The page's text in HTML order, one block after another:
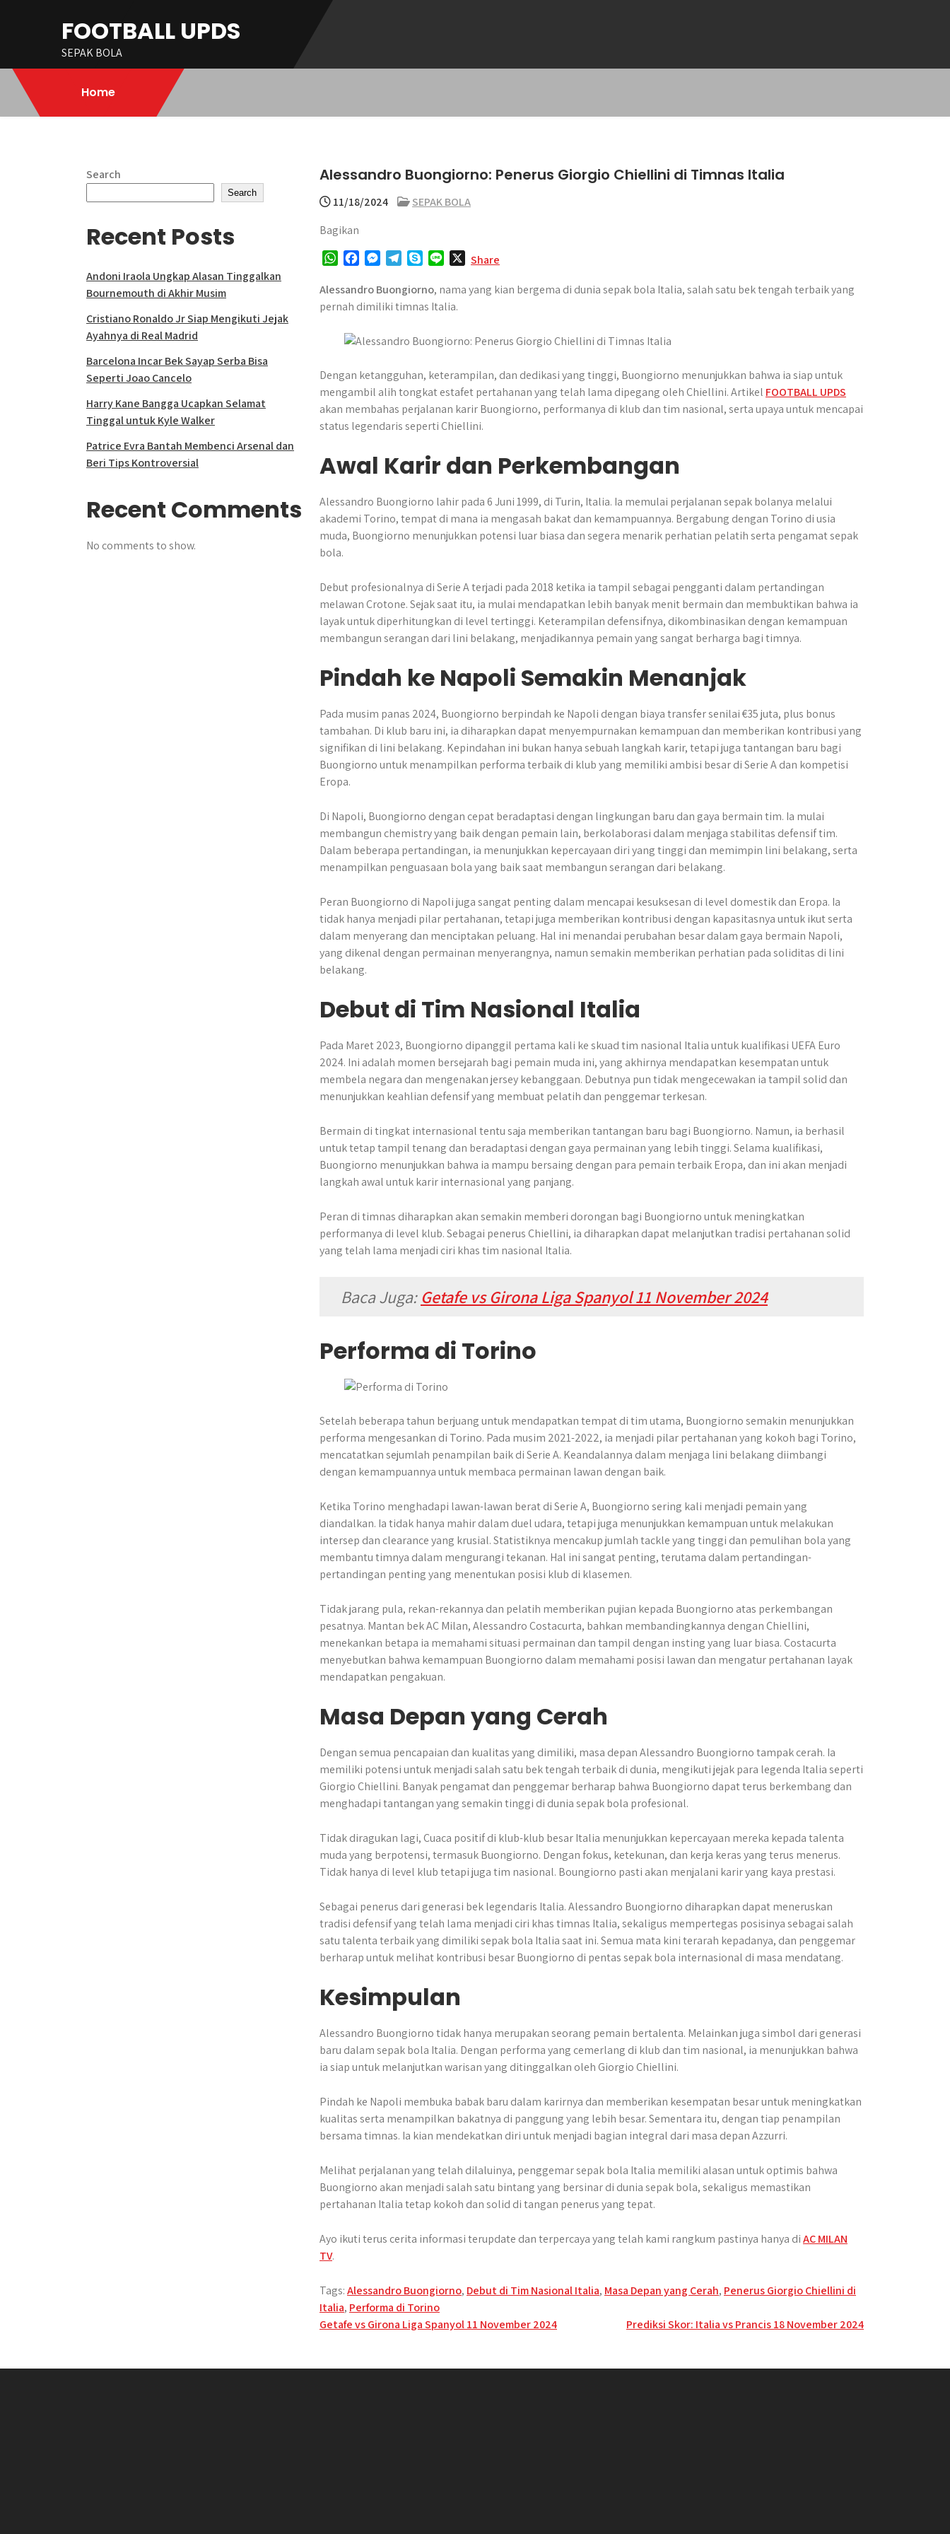
FOOTBALL UPDS
SEPAK BOLA
Home
Alessandro Buongiorno: Penerus Giorgio Chiellini di Timnas Italia
11/18/2024
SEPAK BOLA
Bagikan
W
a
t
c
e
o
s
s
r
l
e
y
p
n
e
Share
Alessandro Buongiorno, nama yang kian bergema di dunia sepak bola Italia, salah satu bek tengah terbaik yang
pernah dimiliki timnas Italia.
Dengan ketangguhan, keterampilan, dan dedikasi yang tinggi, Buongiorno menunjukkan bahwa ia siap untuk
mengambil alih tongkat estafet pertahanan yang telah lama dipegang oleh Chiellini. Artikel FOOTBALL UPDS
akan membahas perjalanan karir Buongiorno, performanya di klub dan tim nasional, serta upaya untuk mencapai
status legendaris seperti Chiellini.
Awal Karir dan Perkembangan
Alessandro Buongiorno lahir pada 6 Juni 1999, di Turin, Italia. Ia memulai perjalanan sepak bolanya melalui
akademi Torino, tempat di mana ia mengasah bakat dan kemampuannya. Bergabung dengan Torino di usia
muda, Buongiorno menunjukkan potensi luar biasa dan segera menarik perhatian pelatih serta pengamat sepak
bola.
Debut profesionalnya di Serie A terjadi pada 2018 ketika ia tampil sebagai pengganti dalam pertandingan
melawan Crotone. Sejak saat itu, ia mulai mendapatkan lebih banyak menit bermain dan membuktikan bahwa ia
layak untuk diperhitungkan di level tertinggi. Keterampilan defensifnya, dikombinasikan dengan kemampuan
membangun serangan dari lini belakang, menjadikannya pemain yang sangat berharga bagi timnya.
Pindah ke Napoli Semakin Menanjak
Pada musim panas 2024, Buongiorno berpindah ke Napoli dengan biaya transfer senilai €35 juta, plus bonus
tambahan. Di klub baru ini, ia diharapkan dapat menyempurnakan kemampuan dan memberikan kontribusi yang
signifikan di lini belakang. Kepindahan ini bukan hanya sebuah langkah karir, tetapi juga tantangan baru bagi
Buongiorno untuk menampilkan performa terbaik di klub yang memiliki ambisi besar di Serie A dan kompetisi
Eropa.
Di Napoli, Buongiorno dengan cepat beradaptasi dengan lingkungan baru dan gaya bermain tim. Ia mulai
membangun chemistry yang baik dengan pemain lain, berkolaborasi dalam menjaga stabilitas defensif tim.
Dalam beberapa pertandingan, ia menunjukkan kepercayaan diri yang tinggi dan memimpin lini belakang, serta
menampilkan penguasaan bola yang baik saat membangun serangan dari belakang.
Peran Buongiorno di Napoli juga sangat penting dalam mencapai kesuksesan di level domestik dan Eropa. Ia
tidak hanya menjadi pilar pertahanan, tetapi juga memberikan kontribusi dengan kapasitasnya untuk ikut serta
dalam menyerang dan menciptakan peluang. Hal ini menandai perubahan besar dalam gaya bermain Napoli,
yang dikenal dengan permainan menyerangnya, namun semakin memberikan perhatian pada soliditas di lini
belakang.
Debut di Tim Nasional Italia
Pada Maret 2023, Buongiorno dipanggil pertama kali ke skuad tim nasional Italia untuk kualifikasi UEFA Euro
2024. Ini adalah momen bersejarah bagi pemain muda ini, yang akhirnya mendapatkan kesempatan untuk
membela negara dan mengenakan jersey kebanggaan. Debutnya pun tidak mengecewakan ia tampil solid dan
menunjukkan keahlian defensif yang membuat pelatih dan penggemar terkesan.
Bermain di tingkat internasional tentu saja memberikan tantangan baru bagi Buongiorno. Namun, ia berhasil
untuk tetap tampil tenang dan beradaptasi dengan gaya permainan yang lebih tinggi. Selama kualifikasi,
Buongiorno menunjukkan bahwa ia mampu bersaing dengan para pemain terbaik Eropa, dan ini akan menjadi
langkah awal untuk karir internasional yang panjang.
Peran di timnas diharapkan akan semakin memberi dorongan bagi Buongiorno untuk meningkatkan
performanya di level klub. Sebagai penerus Chiellini, ia diharapkan dapat melanjutkan tradisi pertahanan solid
yang telah lama menjadi ciri khas tim nasional Italia.
Baca Juga:Getafe vs Girona Liga Spanyol 11 November 2024
Performa di Torino
Setelah beberapa tahun berjuang untuk mendapatkan tempat di tim utama, Buongiorno semakin menunjukkan
performa mengesankan di Torino. Pada musim 2021-2022, ia menjadi pilar pertahanan yang kokoh bagi Torino,
mencatatkan sejumlah penampilan baik di Serie A. Keandalannya dalam menjaga lini belakang diimbangi
dengan kemampuannya untuk membaca permainan lawan dengan baik.
Ketika Torino menghadapi lawan-lawan berat di Serie A, Buongiorno sering kali menjadi pemain yang
diandalkan. Ia tidak hanya mahir dalam duel udara, tetapi juga menunjukkan kemampuan untuk melakukan
intersep dan clearance yang krusial. Statistiknya mencakup jumlah tackle yang tinggi dan pemulihan bola yang
membantu timnya dalam mengurangi tekanan. Hal ini sangat penting, terutama dalam pertandingan-
pertandingan penting yang menentukan posisi klub di klasemen.
Tidak jarang pula, rekan-rekannya dan pelatih memberikan pujian kepada Buongiorno atas perkembangan
pesatnya. Mantan bek AC Milan, Alessandro Costacurta, bahkan membandingkannya dengan Chiellini,
menekankan betapa ia memahami situasi permainan dan tampil dengan insting yang luar biasa. Costacurta
menyebutkan bahwa kemampuan Buongiorno dalam memahami posisi lawan dan mengatur pertahanan layak
mendapatkan pengakuan.
Masa Depan yang Cerah
Dengan semua pencapaian dan kualitas yang dimiliki, masa depan Alessandro Buongiorno tampak cerah. ​Ia
memiliki potensi untuk menjadi salah satu bek tengah terbaik di dunia, mengikuti jejak para legenda Italia seperti
Giorgio Chiellini.​ Banyak pengamat dan penggemar berharap bahwa Buongiorno dapat terus berkembang dan
menghadapi tantangan yang semakin tinggi di dunia sepak bola profesional.
Tidak diragukan lagi, Cuaca positif di klub-klub besar Italia menunjukkan kepercayaan mereka kepada talenta
muda yang berpotensi, termasuk Buongiorno. Dengan fokus, ketekunan, dan kerja keras yang terus menerus.
Tidak hanya di level klub tetapi juga tim nasional. Boungiorno pasti akan menjalani karir yang kaya prestasi.
Sebagai penerus dari generasi bek legendaris Italia. Alessandro Buongiorno diharapkan dapat meneruskan
tradisi defensif yang telah lama menjadi ciri khas timnas Italia, sekaligus mempertegas posisinya sebagai salah
satu talenta terbaik yang dimiliki sepak bola Italia saat ini. Semua mata kini terarah kepadanya, dan penggemar
berharap untuk melihat kontribusi besar Buongiorno di pentas sepak bola internasional di masa mendatang.
Kesimpulan
Alessandro Buongiorno tidak hanya merupakan seorang pemain bertalenta. Melainkan juga simbol dari generasi
baru dalam sepak bola Italia. ​Dengan performa yang cemerlang di klub dan tim nasional, ia menunjukkan bahwa
ia siap untuk melanjutkan warisan yang ditinggalkan oleh Giorgio Chiellini.​
Pindah ke Napoli membuka babak baru dalam karirnya dan memberikan kesempatan besar untuk meningkatkan
kualitas serta menampilkan bakatnya di panggung yang lebih besar. Sementara itu, dengan tiap penampilan
bersama timnas. Ia kian mendekatkan diri untuk menjadi bagian integral dari masa depan Azzurri.
Melihat perjalanan yang telah dilaluinya, penggemar sepak bola Italia memiliki alasan untuk optimis bahwa
Buongiorno akan menjadi salah satu bintang yang bersinar di dunia sepak bola, sekaligus memastikan
pertahanan Italia tetap kokoh dan solid di tangan penerus yang tepat.
Ayo ikuti terus cerita informasi terupdate dan terpercaya yang telah kami rangkum pastinya hanya diAC MILAN
TV.
Tags:Alessandro Buongiorno, Debut di Tim Nasional Italia, Masa Depan yang Cerah, Penerus Giorgio Chiellini di
Italia, Performa di Torino
Post
Getafe vs Girona Liga Spanyol 11 November 2024 Prediksi Skor: Italia vs Prancis 18 November 2024
Search
Search
Recent Posts
Andoni Iraola Ungkap Alasan Tinggalkan
Bournemouth di Akhir Musim
Cristiano Ronaldo Jr Siap Mengikuti Jejak
Ayahnya di Real Madrid
Barcelona Incar Bek Sayap Serba Bisa
Seperti Joao Cancelo
Harry Kane Bangga Ucapkan Selamat
Tinggal untuk Kyle Walker
Patrice Evra Bantah Membenci Arsenal dan
Beri Tips Kontroversial
Recent Comments
No comments to show.